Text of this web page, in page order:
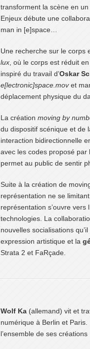
transforment la scène en
Enjeux débute une
man in [e]space…
Une recherche sur le corps
lux , où le corps est réduit
inspiré du travail d’Oskar
e[lectronic]space.movet
déplacement physique du
La création moving by
du dispositif scénique et de
interaction bidirectionnelle
avec les codes proposé
permet au public de sentir
Suite à la création de
représentation ne se
représentation s’ouvre vers
technologies. La
nouvelles socialisations
expression artistique et la
Strata 2 et FaRçade.
Wolf Ka (allemand) vit et
numérique à Berlin et
l’ensemble de ses